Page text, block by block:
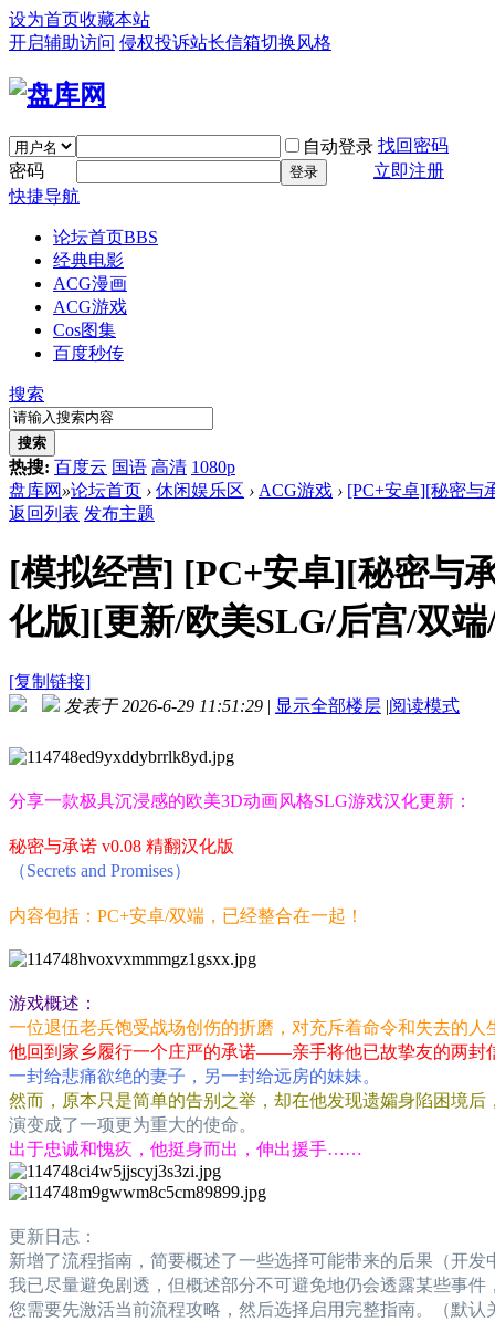
设为首页收藏本站
开启辅助访问 侵权投诉站长信箱切换风格
自动登录 找回密码
密码
登录
立即注册
快捷导航
论坛首页BBS
经典电影
ACG漫画
ACG游戏
Cos图集
百度秒传
搜索
搜索
热搜: 百度云 国语 高清 1080p
盘库网 »论坛首页 › 休闲娱乐区 › ACG游戏 › [PC+安卓][秘密与
返回列表 发布主题
[模拟经营] [PC+安卓][秘密与
化版][更新/欧美SLG/后宫/双
[复制链接]
发表于 2026-6-29 11:51:29 | 显示全部楼层 |阅读模式
分享一款极具沉浸感的欧美3D动画风格SLG游戏汉化更新：
秘密与承诺 v0.08 精翻汉化版
（Secrets and Promises）
内容包括：PC+安卓/双端，已经整合在一起！
游戏概述：
一位退伍老兵饱受战场创伤的折磨，对充斥着命令和失去的人
他回到家乡履行一个庄严的承诺——亲手将他已故挚友的两封
一封给悲痛欲绝的妻子，另一封给远房的妹妹。
然而，原本只是简单的告别之举，却在他发现遗孀身陷困境后
演变成了一项更为重大的使命。
出于忠诚和愧疚，他挺身而出，伸出援手……
更新日志：
新增了流程指南，简要概述了一些选择可能带来的后果（开发
我已尽量避免剧透，但概述部分不可避免地仍会透露某些事
您需要先激活当前流程攻略，然后选择启用完整指南。（默认